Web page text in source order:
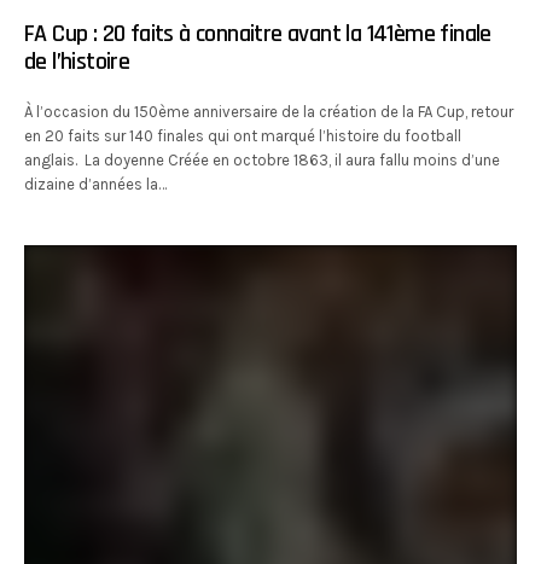
FA Cup : 20 faits à connaitre avant la 141ème finale
de l’histoire
À l’occasion du 150ème anniversaire de la création de la FA Cup, retour
en 20 faits sur 140 finales qui ont marqué l’histoire du football
anglais. La doyenne Créée en octobre 1863, il aura fallu moins d’une
dizaine d’années la…